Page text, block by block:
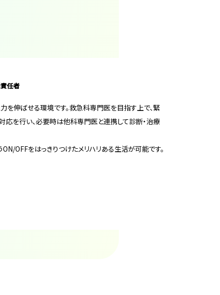
任者
伸ばせる環境です。救急科専門医を目指す上で、緊
を行い、必要時は他科専門医と連携して診断・治療
ON/OFFをはっきりつけたメリハリある生活が可能です。